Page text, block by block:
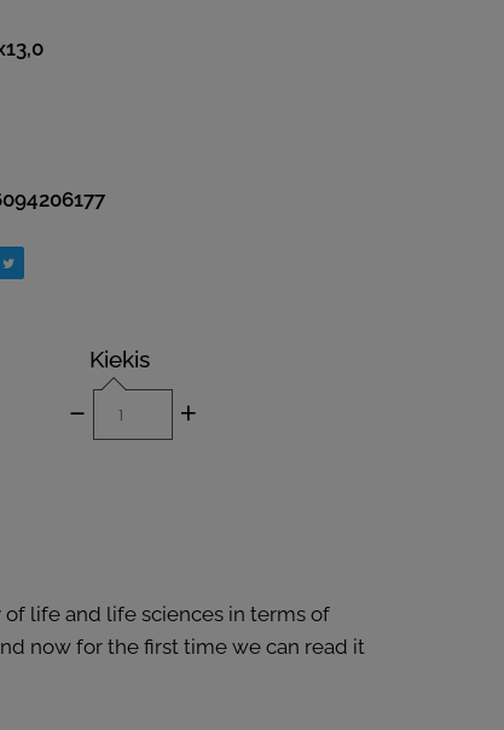
Kiekis
- +
life and life sciences in terms of
now for the first time we can read it